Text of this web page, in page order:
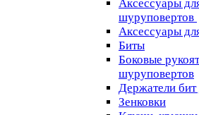
Аксессуары
шуруповертов
Аксессуары
Биты
Боковые
шуруповертов
Держатели
Зенковки